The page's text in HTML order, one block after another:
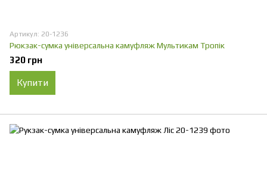
Артикул: 20-1236
Рюкзак-сумка універсальна камуфляж Мультикам Тропік
320 грн
Купити